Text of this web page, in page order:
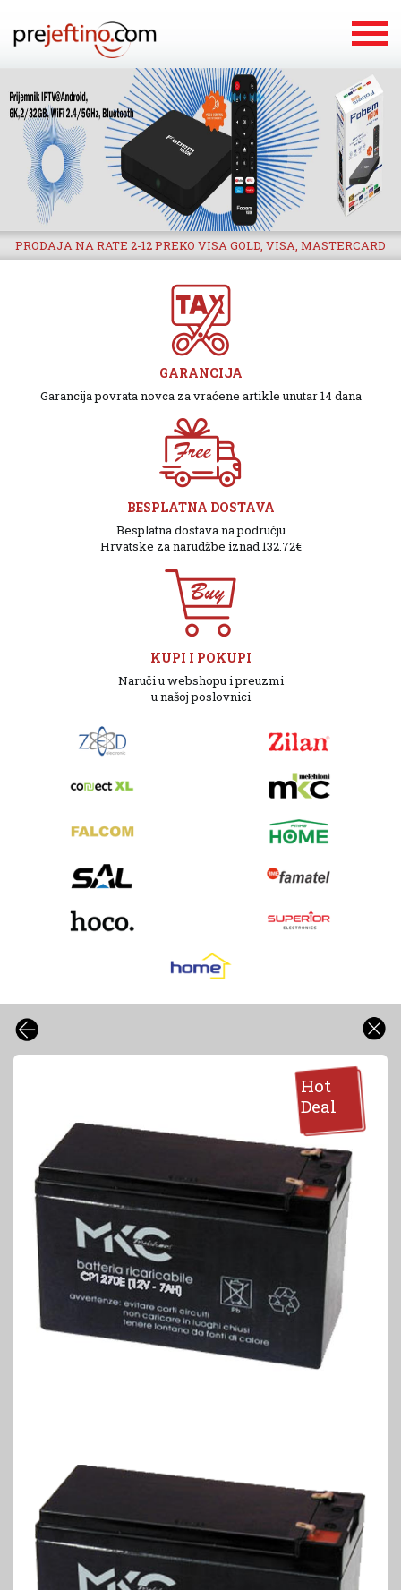
PRODAJA NA RATE 2-12 PREKO VISA GOLD, VISA, MASTERCARD
GARANCIJA
Garancija povrata novca za vraćene artikle unutar 14 dana
BESPLATNA DOSTAVA
Besplatna dostava na području
Hrvatske za narudžbe iznad 132.72€
KUPI I POKUPI
Naruči u webshopu i preuzmi
u našoj poslovnici
Hot
Deal